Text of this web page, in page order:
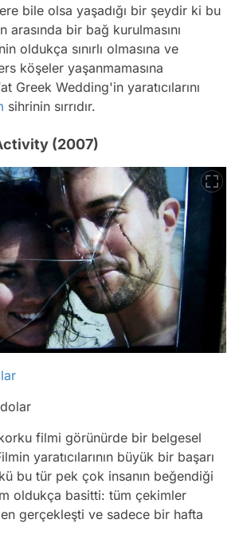
bile olsa yaşadığı bir şeydir ki bu
arasında bir bağ kurulmasını
oldukça sınırlı olmasına ve
köşeler yaşanmamasına
Greek Wedding'in yaratıcılarını
sihrinin sırrıdır.
(2007)
filmi görünürde bir belgesel
yaratıcılarının büyük bir başarı
bu tür pek çok insanın beğendiği
oldukça basitti: tüm çekimler
gerçekleşti ve sadece bir hafta